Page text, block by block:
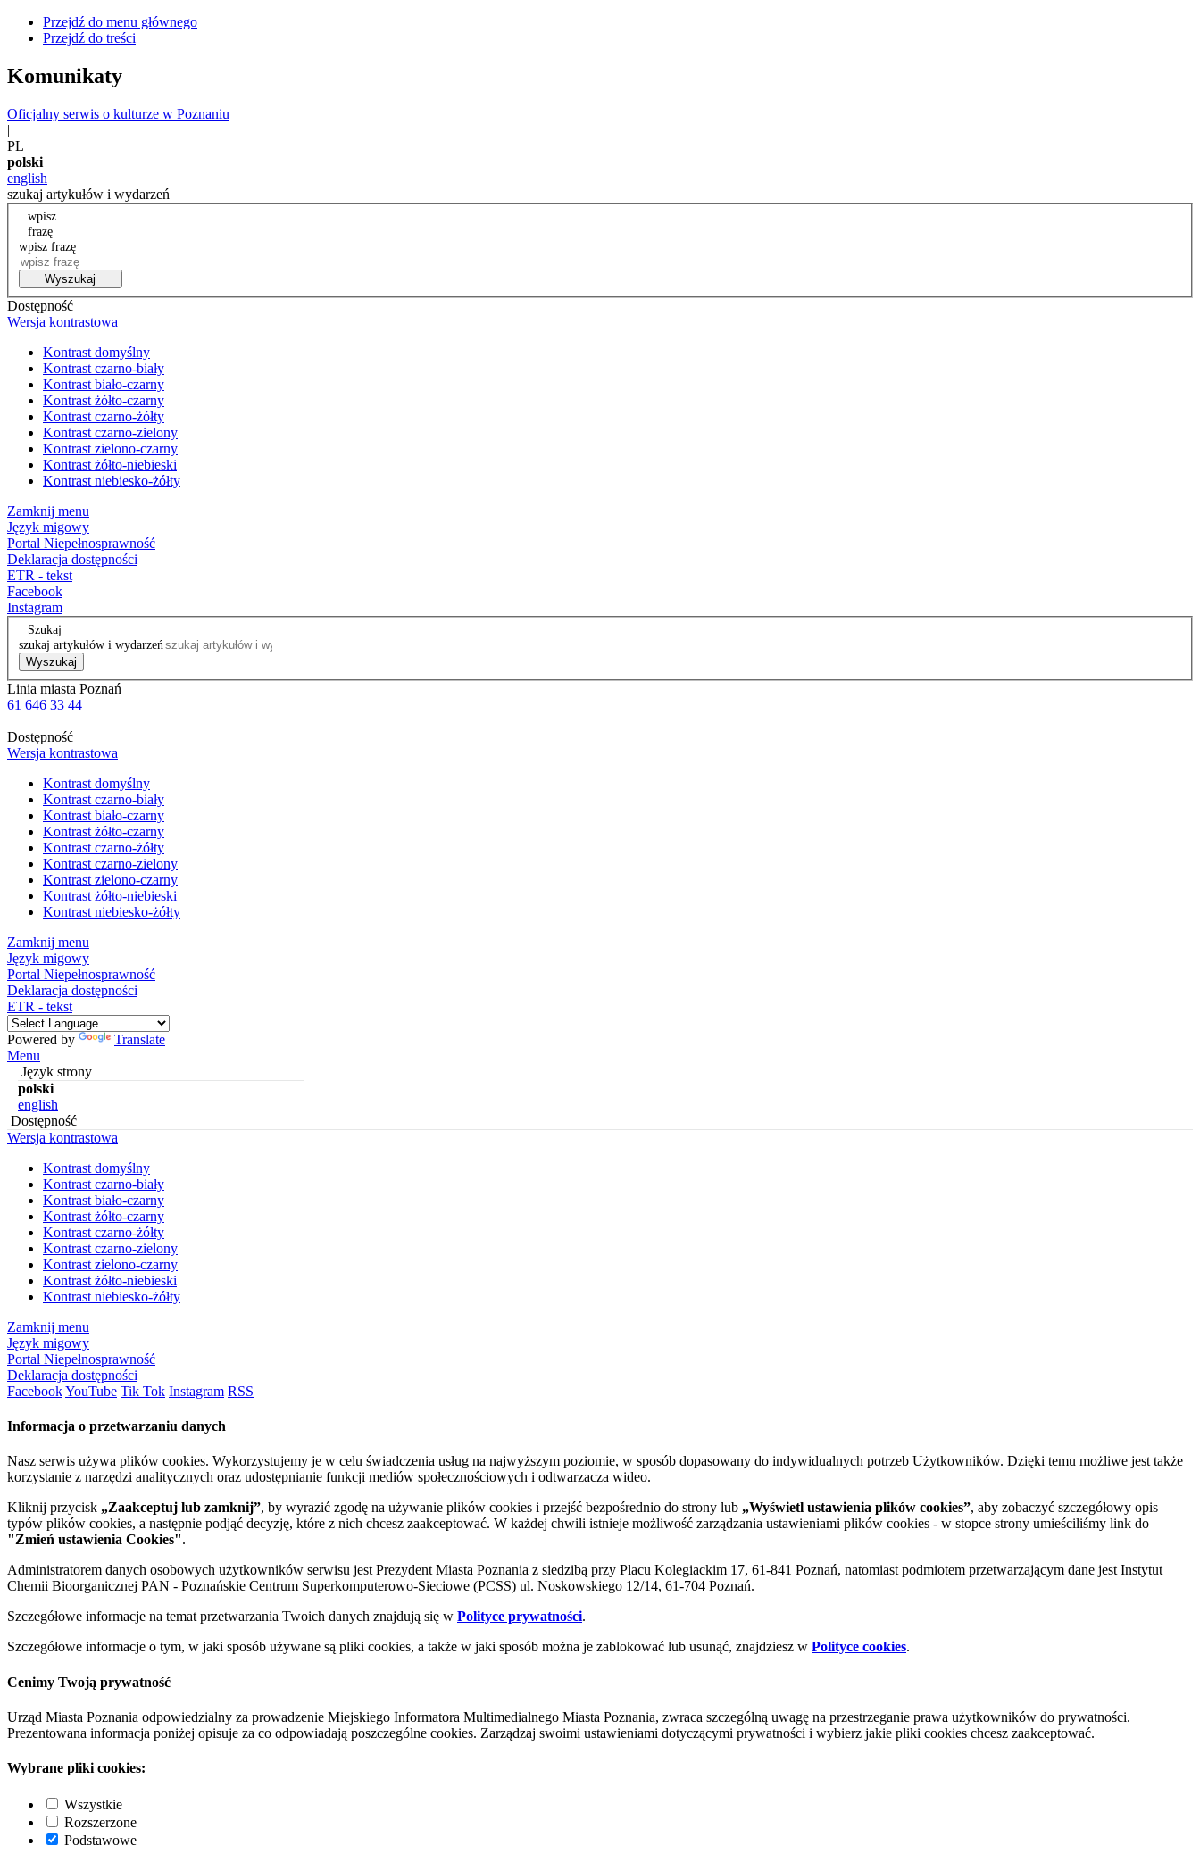
Przejdź do menu głównego
Przejdź do treści
Komunikaty
Oficjalny serwis o kulturze w Poznaniu
|
PL
polski
english
szukaj artykułów i wydarzeń
wpisz
frazę
wpisz frazę
Wyszukaj
Dostępność
Wersja kontrastowa
Kontrast domyślny
Kontrast czarno-biały
Kontrast biało-czarny
Kontrast żółto-czarny
Kontrast czarno-żółty
Kontrast czarno-zielony
Kontrast zielono-czarny
Kontrast żółto-niebieski
Kontrast niebiesko-żółty
Zamknij menu
Język migowy
Portal Niepełnosprawność
Deklaracja dostępności
ETR - tekst
Facebook
Instagram
Szukaj
szukaj artykułów i wydarzeń
Wyszukaj
Linia miasta Poznań
61 646 33 44
Dostępność
Wersja kontrastowa
Kontrast domyślny
Kontrast czarno-biały
Kontrast biało-czarny
Kontrast żółto-czarny
Kontrast czarno-żółty
Kontrast czarno-zielony
Kontrast zielono-czarny
Kontrast żółto-niebieski
Kontrast niebiesko-żółty
Zamknij menu
Język migowy
Portal Niepełnosprawność
Deklaracja dostępności
ETR - tekst
Powered by
Translate
Menu
Język strony
polski
english
Dostępność
Wersja kontrastowa
Kontrast domyślny
Kontrast czarno-biały
Kontrast biało-czarny
Kontrast żółto-czarny
Kontrast czarno-żółty
Kontrast czarno-zielony
Kontrast zielono-czarny
Kontrast żółto-niebieski
Kontrast niebiesko-żółty
Zamknij menu
Język migowy
Portal Niepełnosprawność
Deklaracja dostępności
FacebookYouTube Tik Tok Instagram RSS
Informacja o przetwarzaniu danych
Nasz serwis używa plików cookies. Wykorzystujemy je w celu świadczenia usług na najwyższym poziomie, w sposób dopasowany do indywidualnych potrzeb Użytkowników. Dzięki temu możliwe jest także
korzystanie z narzędzi analitycznych oraz udostępnianie funkcji mediów społecznościowych i odtwarzacza wideo.
Kliknij przycisk „Zaakceptuj lub zamknij”, by wyrazić zgodę na używanie plików cookies i przejść bezpośrednio do strony lub „Wyświetl ustawienia plików cookies”, aby zobaczyć szczegółowy opis
typów plików cookies, a następnie podjąć decyzję, które z nich chcesz zaakceptować. W każdej chwili istnieje możliwość zarządzania ustawieniami plików cookies - w stopce strony umieściliśmy link do
"Zmień ustawienia Cookies".
Administratorem danych osobowych użytkowników serwisu jest Prezydent Miasta Poznania z siedzibą przy Placu Kolegiackim 17, 61-841 Poznań, natomiast podmiotem przetwarzającym dane jest Instytut
Chemii Bioorganicznej PAN - Poznańskie Centrum Superkomputerowo-Sieciowe (PCSS) ul. Noskowskiego 12/14, 61-704 Poznań.
Szczegółowe informacje na temat przetwarzania Twoich danych znajdują się w Polityce prywatności.
Szczegółowe informacje o tym, w jaki sposób używane są pliki cookies, a także w jaki sposób można je zablokować lub usunąć, znajdziesz w Polityce cookies.
Cenimy Twoją prywatność
Urząd Miasta Poznania odpowiedzialny za prowadzenie Miejskiego Informatora Multimedialnego Miasta Poznania, zwraca szczególną uwagę na przestrzeganie prawa użytkowników do prywatności.
Prezentowana informacja poniżej opisuje za co odpowiadają poszczególne cookies. Zarządzaj swoimi ustawieniami dotyczącymi prywatności i wybierz jakie pliki cookies chcesz zaakceptować.
Wybrane pliki cookies:
Wszystkie
Rozszerzone
Podstawowe